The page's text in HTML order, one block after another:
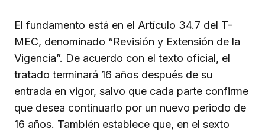
El fundamento está en el Artículo 34.7 del T-
MEC, denominado “Revisión y Extensión de la
Vigencia”. De acuerdo con el texto oficial, el
tratado terminará 16 años después de su
entrada en vigor, salvo que cada parte confirme
que desea continuarlo por un nuevo periodo de
16 años. También establece que, en el sexto